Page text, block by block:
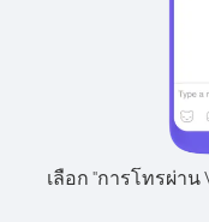
เลือก "การโทรผ่าน